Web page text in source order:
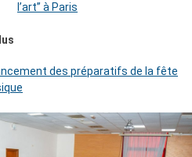
l’art’’ à Paris
des préparatifs de la fête